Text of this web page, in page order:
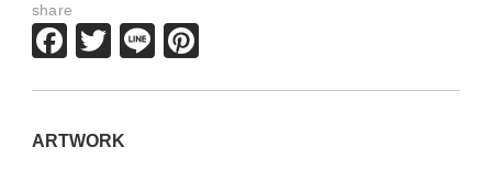
share
Facebook
Twitter
Line
ARTWORK